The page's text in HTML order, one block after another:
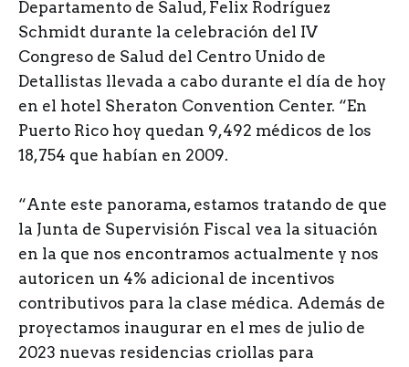
Departamento de Salud, Felix Rodríguez
Schmidt durante la celebración del IV
Congreso de Salud del Centro Unido de
Detallistas llevada a cabo durante el día de hoy
en el hotel Sheraton Convention Center. “En
Puerto Rico hoy quedan 9,492 médicos de los
18,754 que habían en 2009.
“Ante este panorama, estamos tratando de que
la Junta de Supervisión Fiscal vea la situación
en la que nos encontramos actualmente y nos
autoricen un 4% adicional de incentivos
contributivos para la clase médica. Además de
proyectamos inaugurar en el mes de julio de
2023 nuevas residencias criollas para